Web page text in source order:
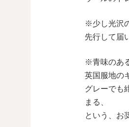
※少し光沢
先行して届
※青味のあ
英国服地の
グレーでも
まる、
という、お